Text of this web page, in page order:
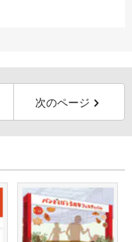
次のページ